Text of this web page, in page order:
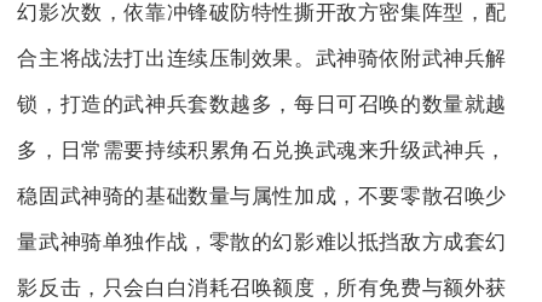
幻影次数，依靠冲锋破防特性撕开敌方密集阵型，配
合主将战法打出连续压制效果。武神骑依附武神兵解
锁，打造的武神兵套数越多，每日可召唤的数量就越
多，日常需要持续积累角石兑换武魂来升级武神兵，
稳固武神骑的基础数量与属性加成，不要零散召唤少
量武神骑单独作战，零散的幻影难以抵挡敌方成套幻
影反击，只会白白消耗召唤额度，所有免费与额外获